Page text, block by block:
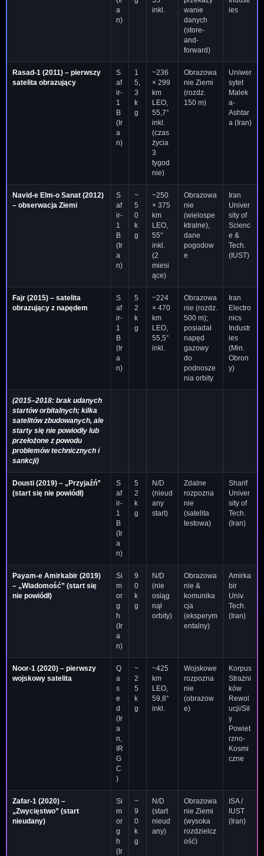
a
n)
inkl.
wanie
danych
(store-
and-
forward)
ies
Rasad-1 (2011) – pierwszy
satelita obrazujący
S
af
ir-
1
B
(Ir
a
n)
1
5,
3
k
g
~236
× 299
km
LEO,
55,7°
inkl.
(czas
życia
3
tygod
nie)
Obrazowa
nie Ziemi
(rozdz.
150 m)
Uniwer
sytet
Malek
a-
Ashtar
a (Iran)
Navid-e Elm-o Sanat (2012)
– obserwacja Ziemi
S
af
ir-
1
B
(Ir
a
n)
~
5
0
k
g
~250
× 375
km
LEO,
55°
inkl.
(2
miesi
ące)
Obrazowa
nie
(wielospe
ktralne),
dane
pogodow
e
Iran
Univer
sity of
Scienc
e &
Tech.
(IUST)
Fajr (2015) – satelita
obrazujący z napędem
S
af
ir-
1
B
(Ir
a
n)
5
2
k
g
~224
× 470
km
LEO,
55,5°
inkl.
Obrazowa
nie (rozdz.
500 m);
posiadał
napęd
gazowy
do
podnosze
nia orbity
Iran
Electro
nics
Industr
ies
(Min.
Obron
y)
(2015–2018: brak udanych
startów orbitalnych; kilka
satelitów zbudowanych, ale
starty się nie powiodły lub
przełożone z powodu
problemów technicznych i
sankcji)
Dousti (2019) – „Przyjaźń”
(start się nie powiódł)
S
af
ir-
1
B
(Ir
a
n)
5
2
k
g
N/D
(nieud
any
start)
Zdalne
rozpozna
nie
(satelita
testowa)
Sharif
Univer
sity of
Tech.
(Iran)
Payam-e Amirkabir (2019)
– „Wiadomość” (start się
nie powiódł)
Si
m
or
g
h
(Ir
a
n)
9
0
k
g
N/D
(nie
osiąg
nął
orbity)
Obrazowa
nie &
komunika
cja
(eksperym
entalny)
Amirka
bir
Univ.
Tech.
(Iran)
Noor-1 (2020) – pierwszy
wojskowy satelita
Q
a
s
e
d
(Ir
a
n,
IR
G
C
)
~
2
5
k
g
~425
km
LEO,
59,8°
inkl.
Wojskowe
rozpozna
nie
(obrazow
e)
Korpus
Strażni
ków
Rewol
ucji/Sił
y
Powiet
rzno-
Kosmi
czne
Zafar-1 (2020) –
„Zwycięstwo” (start
nieudany)
Si
m
or
g
h
(Ir
~
9
0
k
g
N/D
(start
nieud
any)
Obrazowa
nie Ziemi
(wysoka
rozdzielcz
ość)
ISA /
IUST
(Iran)